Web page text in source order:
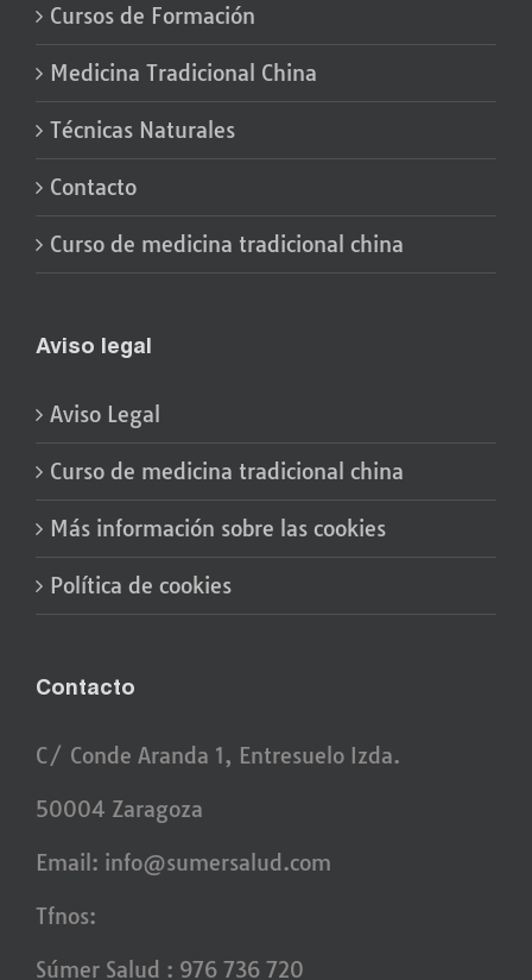
Cursos de Formación
Medicina Tradicional China
Técnicas Naturales
Contacto
Curso de medicina tradicional china
Aviso legal
Aviso Legal
Curso de medicina tradicional china
Más información sobre las cookies
Política de cookies
Contacto
C/ Conde Aranda 1, Entresuelo Izda.
50004 Zaragoza
Email: info@sumersalud.com
Tfnos:
Súmer Salud : 976 736 720